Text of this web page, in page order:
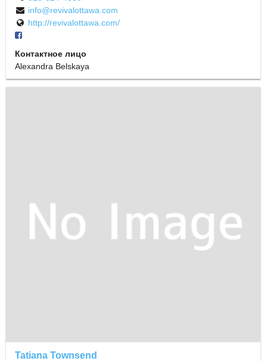
info@revivalottawa.com
http://revivalottawa.com/
Контактное лицо
Alexandra Belskaya
Tatiana Townsend